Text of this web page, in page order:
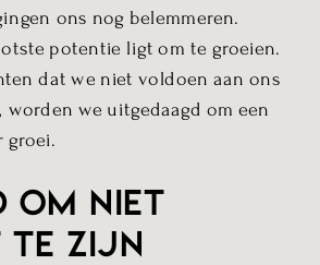
ons nog belemmeren.
potentie ligt om te groeien.
dat we niet voldoen aan ons
worden we uitgedaagd om een
groei.
om niet
te zijn